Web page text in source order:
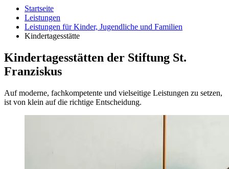
Startseite
Leistungen
Leistungen für Kinder, Jugendliche und Familien
Kindertagesstätte
Kinder­tages­stätten der Stiftung St.
Franziskus
Auf moderne, fach­kompetente und vielseitige Leistungen zu setzen,
ist von klein auf die richtige Entscheidung.